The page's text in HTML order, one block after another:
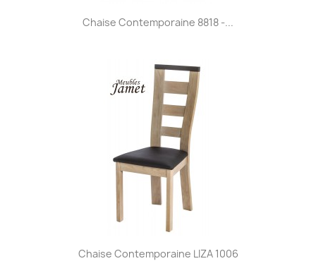
Chaise Contemporaine 8818 -...
Chaise Contemporaine LIZA 1006